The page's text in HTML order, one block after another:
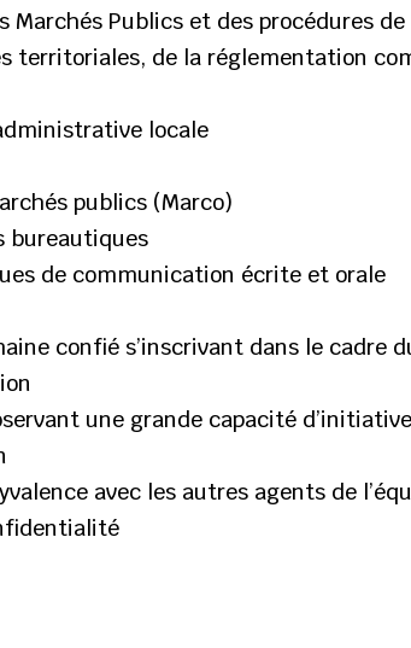
Marchés Publics et des procédures
territoriales, de la réglementation
locale
publics (Marco)
bureautiques
de communication écrite et orale
confié s’inscrivant dans le cadre
une grande capacité d’initiative
avec les autres agents de